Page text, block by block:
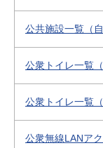
公共施設一覧（
公衆トイレ一覧
公衆トイレ一覧
公衆無線LANア